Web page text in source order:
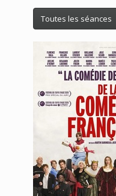
Toutes les séances